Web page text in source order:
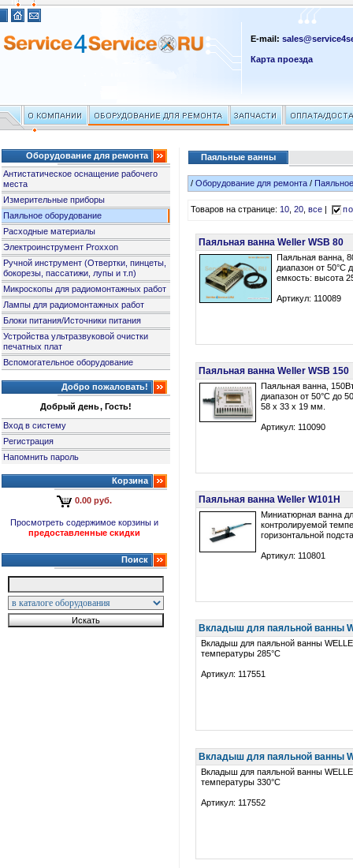
E-mail:
Карта проезда
Оборудование для ремонта
Антистатическое оснащение рабочего
места
Измерительные приборы
Паяльное оборудование
Расходные материалы
Электроинструмент Proxxon
Ручной инструмент (Отвертки, пинцеты,
бокорезы, пассатижи, лупы и т.п)
Микроскопы для радиомонтажных работ
Лампы для радиомонтажных работ
Блоки питания/Источники питания
Устройства ультразвуковой очистки
печатных плат
Вспомогательное оборудование
Добро пожаловать!
Добрый день, Гость!
Вход в систему
Регистрация
Напомнить пароль
Корзина
0.00 руб.
Просмотреть содержимое корзины и
предоставленные скидки
Поиск
Паяльные ванны
/Оборудование для ремонта /
Товаров на странице:10,20,все
Паяльная ванна Weller WSB 80
Паяльная ванна,
диапазон от 50°C
емкость: высота
Артикул: 110089
Паяльная ванна Weller WSB 150
Паяльная ванна,
диапазон от 50°C до
58 x 33 x 19 мм.
Артикул: 110090
Паяльная ванна Weller W101H
Миниатюрная ванна
контролируемой
горизонтальной
Артикул: 110801
Вкладыш для паяльной ванны
Вкладыш для паяльной ванны
температуры 285°C
Артикул: 117551
Вкладыш для паяльной ванны
Вкладыш для паяльной ванны
температуры 330°C
Артикул: 117552